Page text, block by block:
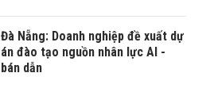
Đà Nẵng: Doanh nghiệp đề xuất dự
án đào tạo nguồn nhân lực AI -
bán dẫn